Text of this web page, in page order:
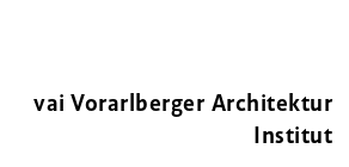
vai Vorarlberger Architektur
Institut